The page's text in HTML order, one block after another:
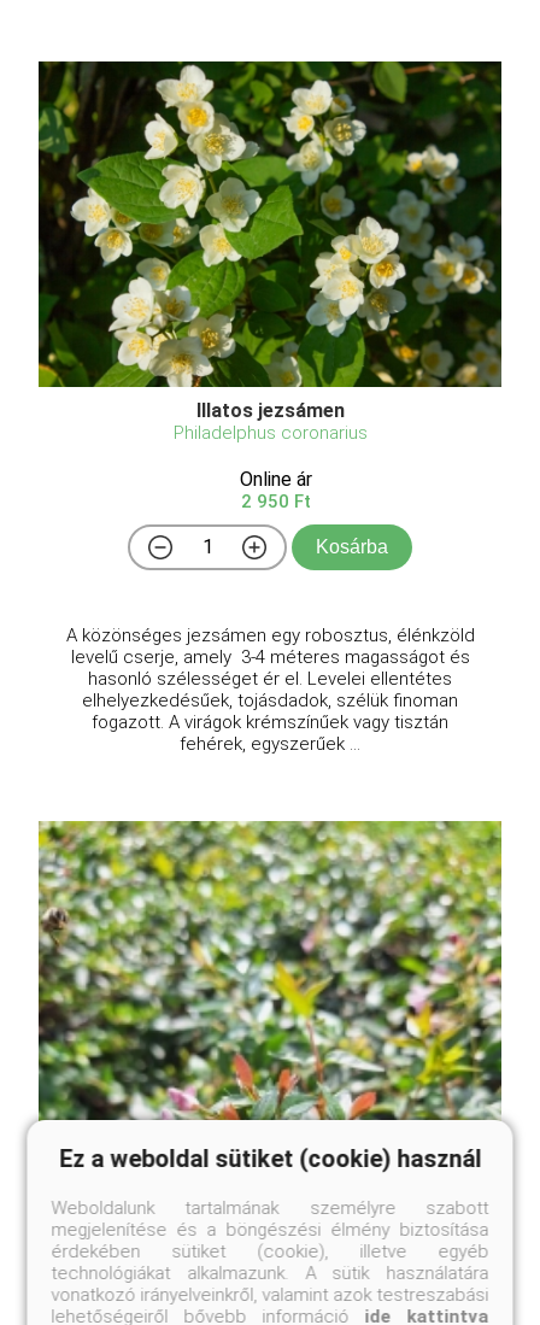
Illatos jezsámen
Philadelphus coronarius
Online ár
2 950 Ft
Kosárba
A közönséges jezsámen egy robosztus, élénkzöld
levelű cserje, amely 3-4 méteres magasságot és
hasonló szélességet ér el. Levelei ellentétes
elhelyezkedésűek, tojásdadok, szélük finoman
fogazott. A virágok krémszínűek vagy tisztán
fehérek, egyszerűek ...
Ez a weboldal sütiket (cookie) használ
Weboldalunk tartalmának személyre szabott
megjelenítése és a böngészési élmény biztosítása
érdekében sütiket (cookie), illetve egyéb
technológiákat alkalmazunk. A sütik használatára
vonatkozó irányelveinkről, valamint azok testreszabási
lehetőségeiről bővebb információ ide kattintva